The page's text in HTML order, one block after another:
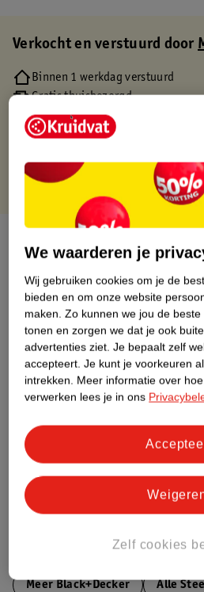
Verkocht en verstuurd door
Binnen 1 werkdag verstuurd
Gratis thuisbezorgd
Gratis retourneren via
Gratis punten met je Kruidvat kaart
Productinformatie
Etiketinformatie
Nature Impact Score
Dit product
Meer
Bestel & Bezorginformatie
Meer Black+Decker Alle
We waarderen je
Wij gebruiken cookies om je de
bieden en om onze website
maken. Zo kunnen we jou de
tonen en zorgen we dat je ook
advertenties ziet. Je bepaalt zelf
accepteert. Je kunt je voorkeuren
intrekken. Meer informatie over
verwerken lees je in ons
Zelf cookies